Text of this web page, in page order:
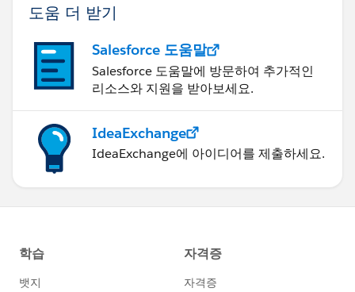
도움 더 받기
Salesforce 도움말
Salesforce 도움말에 방문하여 추가적인
리소스와 지원을 받아보세요.
IdeaExchange
IdeaExchange에 아이디어를 제출하세요.